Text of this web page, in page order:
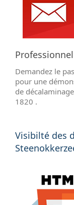
Demandez le
pour une
de
1820 .
Visibilté des